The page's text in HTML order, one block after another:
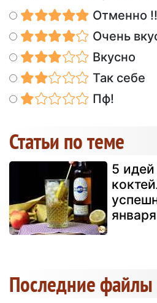
Отменно
Очень
Вкусно
Так себе
Пф!
Статьи по теме
5
Последние файлы